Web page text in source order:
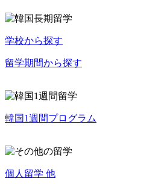
学校から探す
留学期間から探す
韓国1週間プログラム
個人留学 他